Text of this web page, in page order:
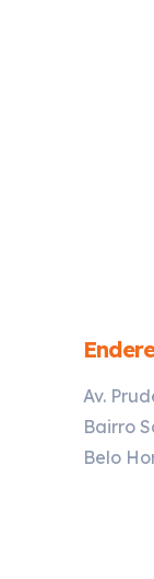
Av.
Bairro
Belo